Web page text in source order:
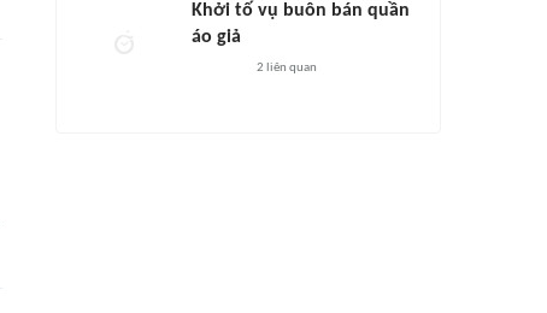
Khởi tố vụ buôn bán quần
áo giả
2 liên quan